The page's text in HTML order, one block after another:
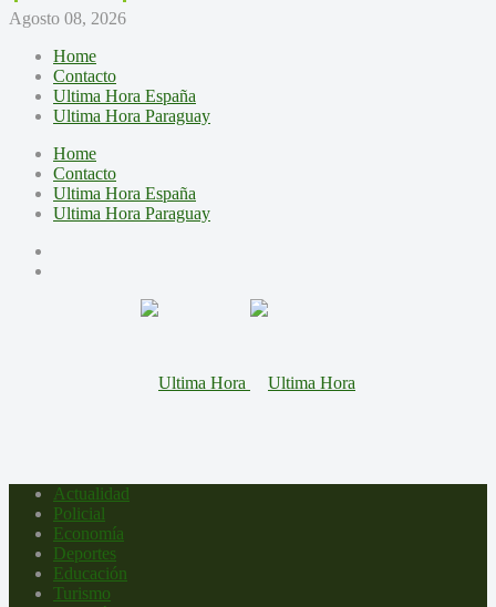
Agosto 08, 2026
Home
Contacto
Ultima Hora España
Ultima Hora Paraguay
Home
Contacto
Ultima Hora España
Ultima Hora Paraguay
Actualidad
Policial
Economía
Deportes
Educación
Turismo